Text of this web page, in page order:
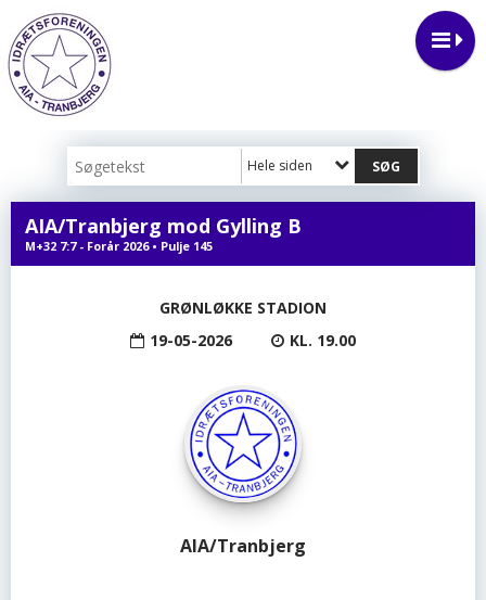
Hele siden
AIA/Tranbjerg mod Gylling B
M+32 7:7 - Forår 2026 • Pulje 145
GRØNLØKKE STADION
19-05-2026
KL. 19.00
AIA/Tranbjerg